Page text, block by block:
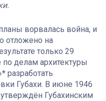
ворвалась война, и
отложено на
только 29
по делам архитектуры
разработать
Губахи. В июне 1946
Губахинским